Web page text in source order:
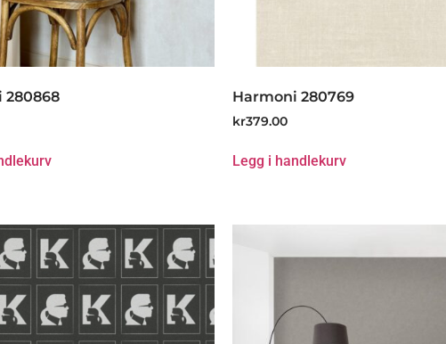
280868 Harmoni 280769
kr379.00
Legg i handlekurv